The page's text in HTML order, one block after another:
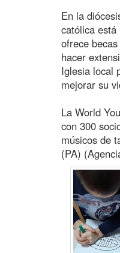
En la
católica
ofrece
hacer
Iglesia local
mejorar su
La World
con 300
músicos de
(PA)